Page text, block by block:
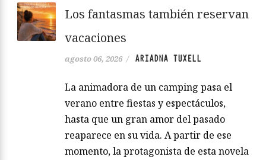
Los fantasmas también reservan
vacaciones
agosto 06, 2026 / ARIADNA TUXELL
La animadora de un camping pasa el
verano entre fiestas y espectáculos,
hasta que un gran amor del pasado
reaparece en su vida. A partir de ese
momento, la protagonista de esta novela